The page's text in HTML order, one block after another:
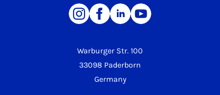
Warburger Str. 100
33098 Paderborn
Germany